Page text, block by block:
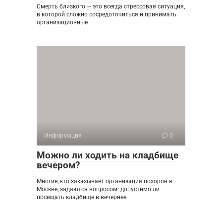
Смерть близкого — это всегда стрессовая ситуация,
в которой сложно сосредоточиться и принимать
организационные
Информация 0
Можно ли ходить на кладбище
вечером?
Многие, кто заказывает организация похорон в
Москве, задаются вопросом: допустимо ли
посещать кладбище в вечернее